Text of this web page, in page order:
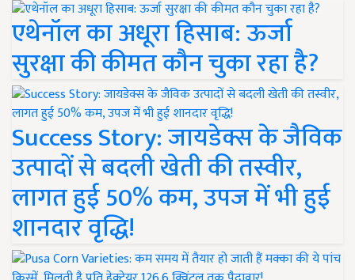
एथेनॉल का अधूरा हिसाब: ऊर्जा
सुरक्षा की कीमत कौन चुका रहा है?
Success Story: जायडेक्स के जैविक
उत्पादों से बदली खेती की तस्वीर,
लागत हुई 50% कम, उपज में भी हुई
शानदार वृद्धि!